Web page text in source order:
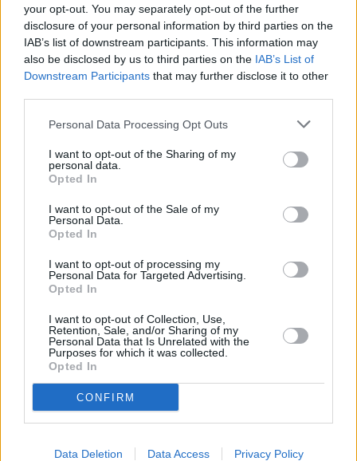
your opt-out. You may separately opt-out of the further
disclosure of your personal information by third parties on the
IAB’s list of downstream participants. This information may
also be disclosed by us to third parties on the IAB’s List of
Downstream Participants that may further disclose it to other
Personal Data Processing Opt Outs
I want to opt-out of the Sharing of my
personal data.
Opted In
I want to opt-out of the Sale of my
Personal Data.
Opted In
I want to opt-out of processing my
Personal Data for Targeted Advertising.
Opted In
I want to opt-out of Collection, Use,
Retention, Sale, and/or Sharing of my
Personal Data that Is Unrelated with the
Purposes for which it was collected.
Opted In
CONFIRM
Data Deletion Data Access Privacy Policy
“Superate le deroghe dello scorso anno che avevamo adottato per
permettere alle imprese di recuperare la stagione autunno-inverno
2020 penalizzata dalle misure di contenimento della pandemia-
spiega l’assessore regionale al Commercio, Andrea Corsini-, si
torna anche in questo settore alla normalità. Una decisione che
questa prima fase di ripartenza”.